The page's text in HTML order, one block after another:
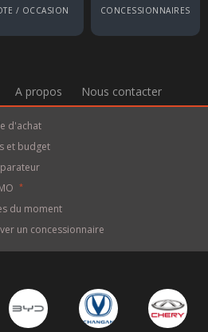
/ OCCASION CONCESSIONNAIRES
A propos Nous contacter
d'achat
et budget
*
du moment
un concessionnaire